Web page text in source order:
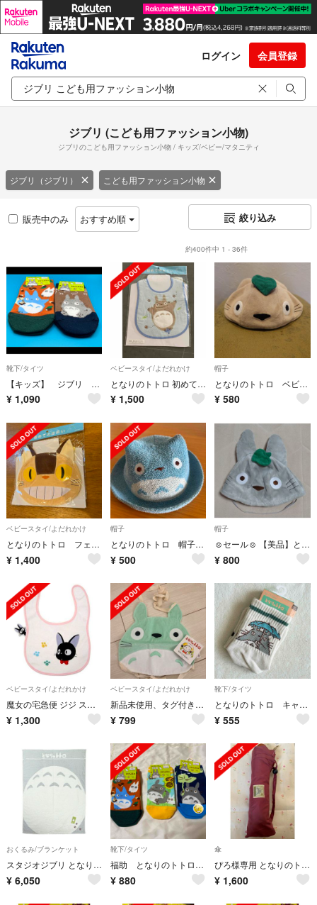
ログイン 会員登録
ジブリ (こども用ファッション小物)
ジブリのこども用ファッション小物 / キッズ/ベビー/マタニティ
ジブリ（ジブリ） こども用ファッション小物
販売中のみ おすすめ順 絞り込み
約400件中 1 - 36件
靴下/タイツ
【キッズ】 ジブリ トトロ キッズ 靴下 2足セット（サイズ13〜19cm）
¥ 1,090
ベビースタイ/よだれかけ
となりのトトロ 初めての出会い スタイ よだれかけ ベビー用品
¥ 1,500
帽子
となりのトトロ ベビー帽子 ４８cm
¥ 580
ベビースタイ/よだれかけ
となりのトトロ フェイススタイ ネコバス
¥ 1,400
帽子
となりのトトロ 帽子 52cm
¥ 500
帽子
☺セール☺ 【美品】となりのトトロ 帽子 48
¥ 800
ベビースタイ/よだれかけ
魔女の宅急便 ジジ スタイ 新品 未開封
¥ 1,300
ベビースタイ/よだれかけ
新品未使用、タグ付きトトロデザイン ベビー用スタイ
¥ 799
靴下/タイツ
となりのトトロ キャラクターソックス キッズ 13〜19㎝
¥ 555
おくるみ/ブランケット
スタジオジブリ となりのトトロ お昼寝ケット （トトロのおなか） ブランケット
¥ 6,050
靴下/タイツ
福助 となりのトトロソックス3足セット サイズ13cm〜19cm
¥ 880
傘
ぴろ様専用 となりのトトロ折りたたみ傘
¥ 1,600